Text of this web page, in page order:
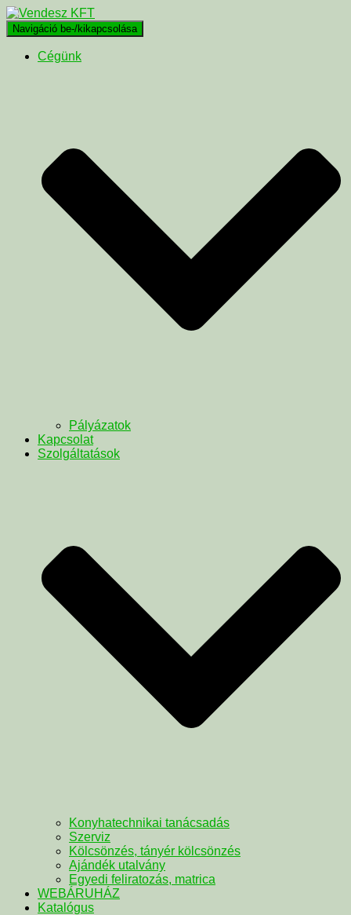
Navigáció be-/kikapcsolása
Cégünk
Pályázatok
Kapcsolat
Szolgáltatások
Konyhatechnikai tanácsadás
Szerviz
Kölcsönzés, tányér kölcsönzés
Ajándék utalvány
Egyedi feliratozás, matrica
WEBÁRUHÁZ
Katalógus